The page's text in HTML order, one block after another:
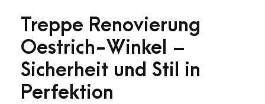
Treppe Renovierung
Oestrich-Winkel –
Sicherheit und Stil in
Perfektion